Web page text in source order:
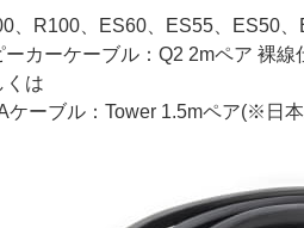
、R100、ES60、ES55、ES50
ーカーケーブル：Q2 2mペア 裸線
くは
ケーブル：Tower 1.5mペア(※日